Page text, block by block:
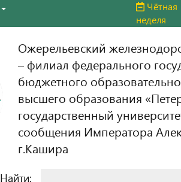
Чётная
неделя
Ожерельевский
– филиал федерального
бюджетного
высшего образования
государственный
сообщения Императора
г.Кашира
Найти: